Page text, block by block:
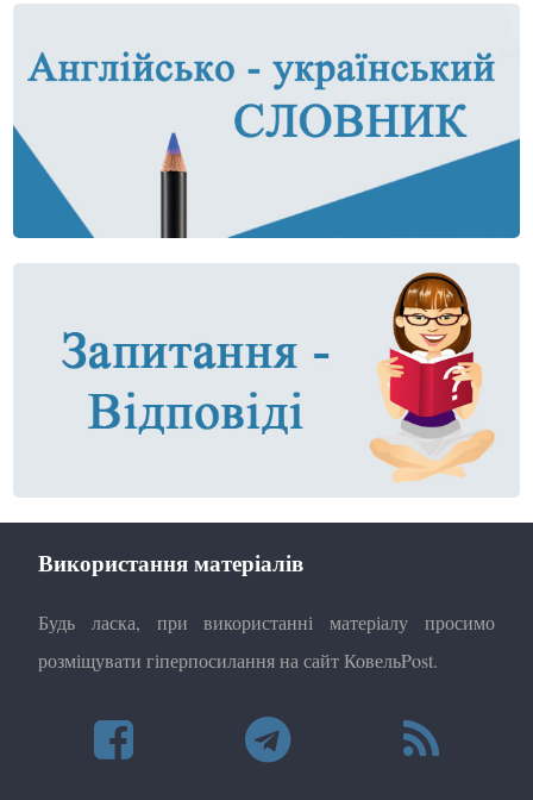
Використання матеріалів
Будь ласка, при використанні матеріалу просимо
розміщувати гіперпосилання на сайт КовельPost.